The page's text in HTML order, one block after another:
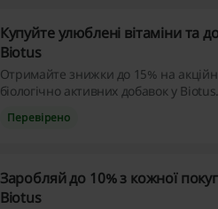
Купуйте улюблені вітаміни та
Biotus
Отримайте знижки до 15% на акційні
біологічно активних добавок у
пропозиціями!
Перевірено
Заробляй до 10% з кожної
Biotus